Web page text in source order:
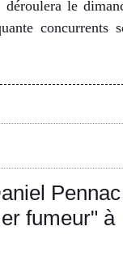
déroulera le
concurrents
Pennac
fumeur" à